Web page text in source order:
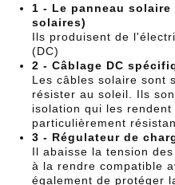
1 - Le panneau
solaires)
Ils produisent de
(DC)
2 - Câblage DC
Les câbles solaire sont
résister au soleil. Ils
isolation qui les rendent
particulièrement
3 - Régulateur de
Il abaisse la tension
à la rendre compatible
également de protéger